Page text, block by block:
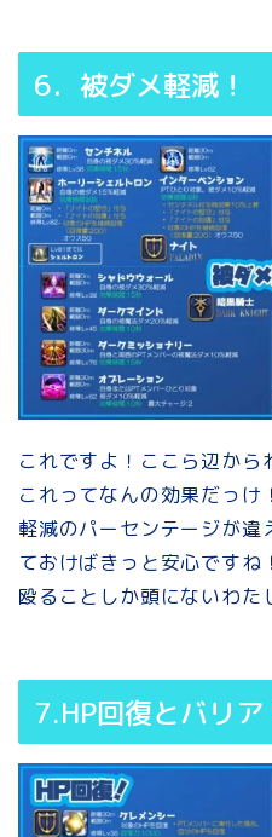
6．被ダメ軽減！
これですよ！ここら辺から
これってなんの効果だっけ
軽減のパーセンテージが違
ておけばきっと安心ですね！
殴ることしか頭にないわ
7.HP回復とバリア